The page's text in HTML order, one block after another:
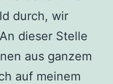
durch, wir
dieser Stelle
aus ganzem
auf meinem